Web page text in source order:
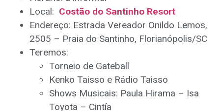
Local: Costão do Santinho Resort
Endereço: Estrada Vereador Onildo Lemos,
2505 – Praia do Santinho, Florianópolis/SC
Teremos:
Torneio de Gateball
Kenko Taisso e Rádio Taisso
Shows Musicais: Paula Hirama – Isa
Toyota – Cintía